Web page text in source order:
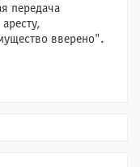
передача
вверено".